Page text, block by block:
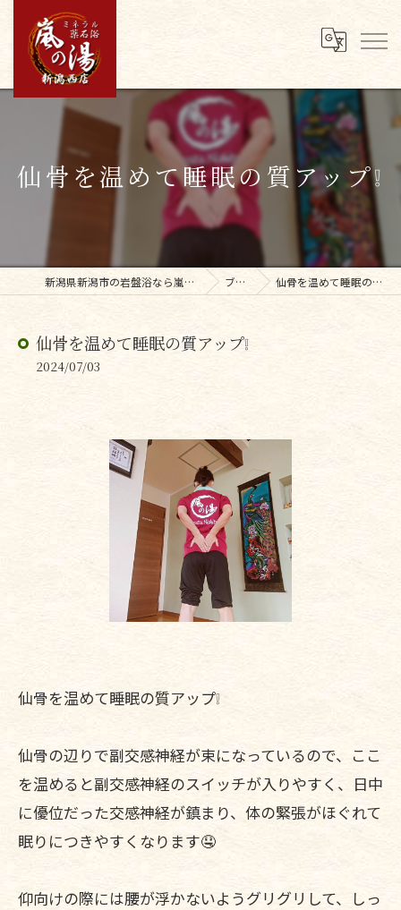
仙骨を温めて睡眠の質アップ❕
新潟県新潟市の岩盤浴なら嵐の湯新潟西店 ブログ 仙骨を温めて睡眠の質アップ❕
仙骨を温めて睡眠の質アップ❕
2024/07/03
仙骨を温めて睡眠の質アップ❕
仙骨の辺りで副交感神経が束になっているので、ここ
を温めると副交感神経のスイッチが入りやすく、日中
に優位だった交感神経が鎮まり、体の緊張がほぐれて
眠りにつきやすくなります🤤
仰向けの際には腰が浮かないようグリグリして、しっ